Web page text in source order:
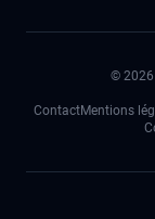
© 2026
ContactMentions